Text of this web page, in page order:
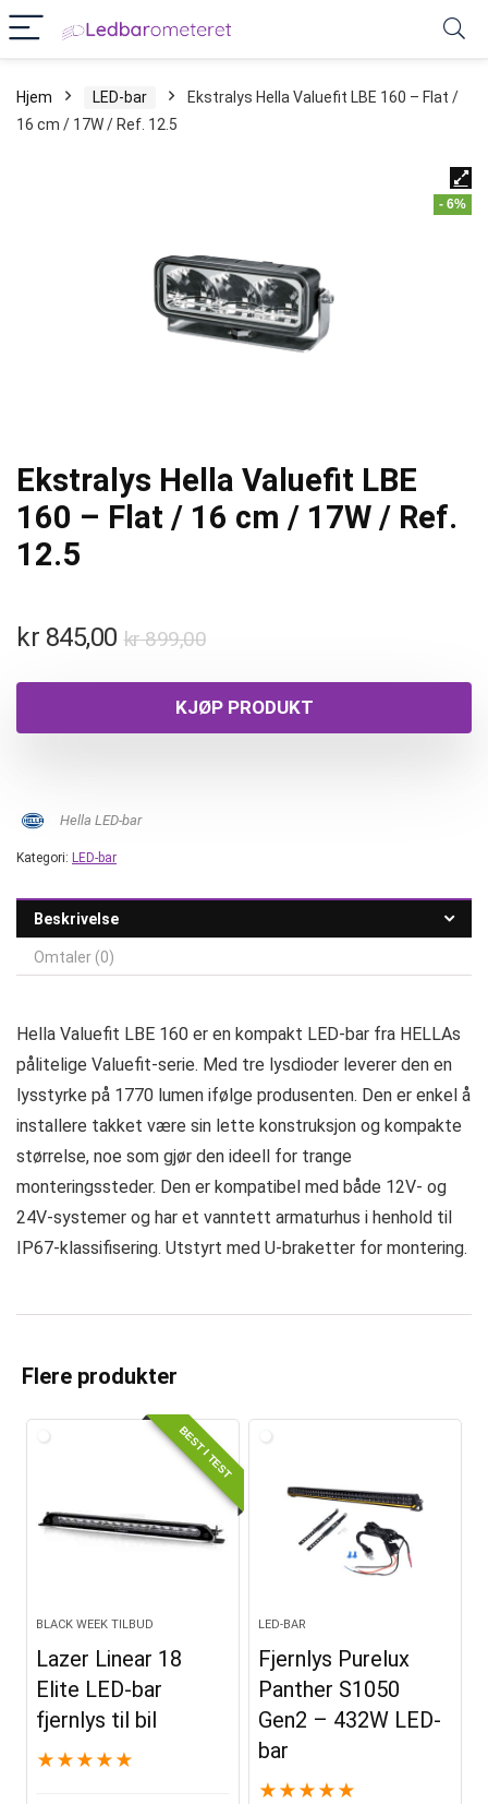
Hjem LED-bar
Ekstralys Hella Valuefit LBE 160 – Flat /
16 cm / 17W / Ref. 12.5
- 6%
Ekstralys Hella Valuefit LBE
160 – Flat / 16 cm / 17W / Ref.
12.5
kr899,00
kr 845,00
KJØP PRODUKT
Hella LED-bar
Kategori: LED-bar
Beskrivelse
Omtaler (0)
Hella Valuefit LBE 160 er en kompakt LED-bar fra HELLAs
pålitelige Valuefit-serie. Med tre lysdioder leverer den en
lysstyrke på 1770 lumen ifølge produsenten. Den er enkel å
installere takket være sin lette konstruksjon og kompakte
størrelse, noe som gjør den ideell for trange
monteringssteder. Den er kompatibel med både 12V- og
24V-systemer og har et vanntett armaturhus i henhold til
IP67-klassifisering. Utstyrt med U-braketter for montering.
Flere produkter
BEST I TEST
BLACK WEEK TILBUD
Lazer Linear 18
Elite LED-bar
fjernlys til bil
★ ★ ★ ★ ★
LED-BAR
Fjernlys Purelux
Panther S1050
Gen2 – 432W LED-
bar
★ ★ ★ ★ ★